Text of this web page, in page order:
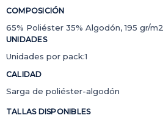
COMPOSICIÓN
65% Poliéster 35% Algodón, 195 gr/m2
UNIDADES
Unidades por pack:1
CALIDAD
Sarga de poliéster-algodón
TALLAS DISPONIBLES